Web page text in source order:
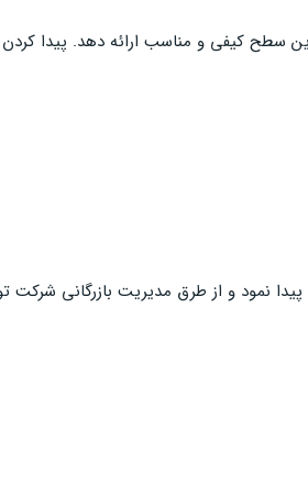
سطح کیفی و مناسب ارائه دهد.
نمود و از طرق مدیریت بازرگانی شرکت